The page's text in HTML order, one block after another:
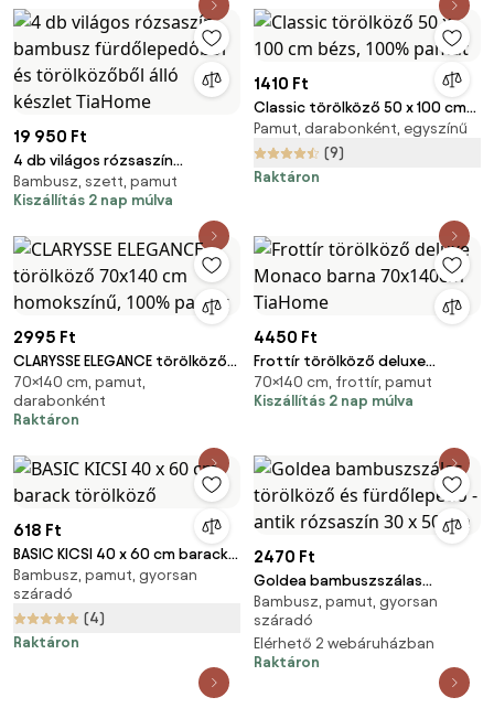
19 950 Ft
4 db világos rózsaszín
bambusz fürdőlepedőből és
törölközőből álló készlet
Bambusz, szett, pamut
Kiszállítás 2 nap múlva
1410 Ft
Classic törölköző 50 x 100 cm
bézs, 100% pamut
Pamut, darabonként, egyszínű
(9)
Raktáron
2995 Ft
CLARYSSE ELEGANCE törölköző
70x140 cm homokszínű, 100%
pamut
70×140 cm, pamut,
darabonként
Raktáron
4450 Ft
Frottír törölköző deluxe
Monaco barna 70x140cm
TiaHome
70×140 cm, frottír, pamut
Kiszállítás 2 nap múlva
618 Ft
BASIC KICSI 40 x 60 cm barack
törölköző
Bambusz, pamut, gyorsan
száradó
(4)
Raktáron
2470 Ft
Goldea bambuszszálas
törölköző és fürdőlepedő -
antik rózsaszín 30 x 50 cm
Bambusz, pamut, gyorsan
száradó
Elérhető 2 webáruházban
Raktáron